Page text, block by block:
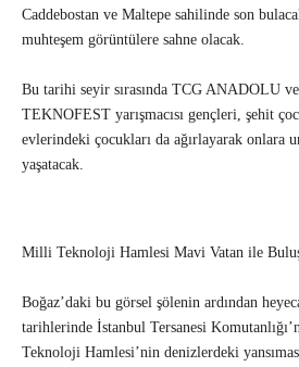
Caddebostan ve Maltepe sahilinde son
muhteşem görüntülere sahne olacak.
Bu tarihi seyir sırasında TCG ANADOLU
TEKNOFEST yarışmacısı gençleri, şehit
evlerindeki çocukları da ağırlayarak onlara
yaşatacak.
Milli Teknoloji Hamlesi Mavi Vatan ile
Boğaz’daki bu görsel şölenin ardından
tarihlerinde İstanbul Tersanesi
Teknoloji Hamlesi’nin denizlerdeki